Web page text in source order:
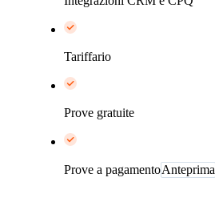
Tariffario
Prove gratuite
Prove a pagamentoAnteprima